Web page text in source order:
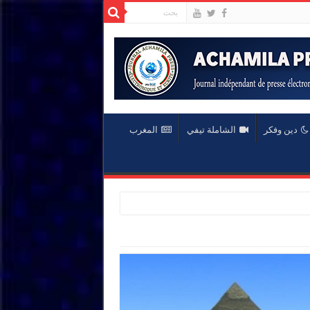
دين وفكر الشاملة تيفي المغرب